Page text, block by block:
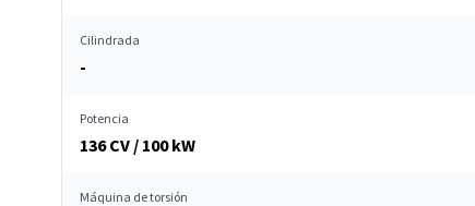
Cilindrada
-
Potencia
136 CV / 100 kW
Máquina de torsión